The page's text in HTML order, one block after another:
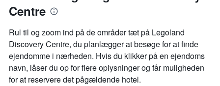
Centre
Rul til og zoom ind på de områder tæt på Legoland
Discovery Centre, du planlægger at besøge for at finde
ejendomme i nærheden. Hvis du klikker på en ejendoms
navn, låser du op for flere oplysninger og får muligheden
for at reservere det pågældende hotel.